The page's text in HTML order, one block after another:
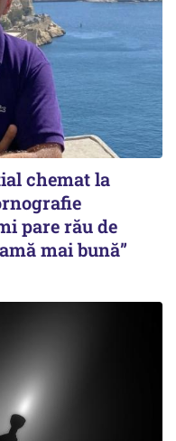
chemat la
pare rău de
mai bună”